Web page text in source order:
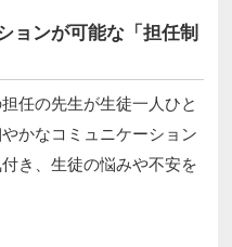
ョンが可能な「担任制
任の先生が生徒一人ひと
かなコミュニケーション
き、生徒の悩みや不安を